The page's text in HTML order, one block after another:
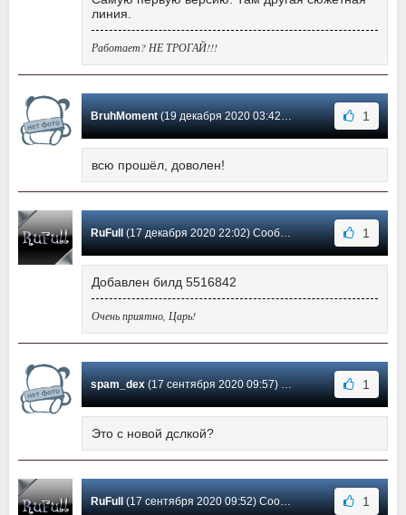
линия.
Работает? НЕ ТРОГАЙ!!!
BruhMoment(19 декабря 2020 03:42) Сообщение #38 1
всю прошёл, доволен!
RuFull (17 декабря 2020 22:02) Сообщение #37 1
Добавлен билд 5516842
Очень приятно, Царь!
spam_dex(17 сентября 2020 09:57) Сообщение #36 1
Это с новой дслкой?
RuFull (17 сентября 2020 09:52) Сообщение #35 1